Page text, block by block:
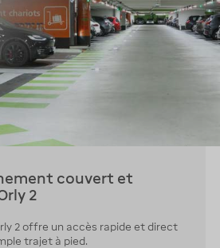
couvert et
2
2 offre un accès rapide et direct
trajet à pied.